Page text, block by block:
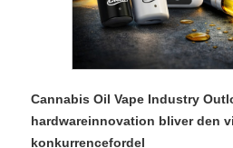
Cannabis Oil Vape Industry
hardwareinnovation bliver den
konkurrencefordel